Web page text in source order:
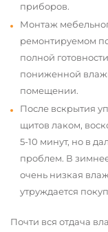
приборов.
Монтаж
ремонтируемом
полной
пониженной
помещении.
После вскрытия
щитов лаком,
5-10 минут, но в
проблем. В
очень низкая
утруждается
Почти вся отдача